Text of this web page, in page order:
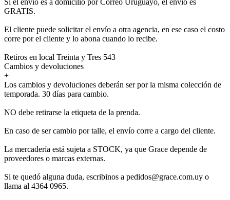
GRATIS.
El cliente puede solicitar el envío a otra agencia, en ese caso el costo
corre por el cliente y lo abona cuando lo recibe.
Retiros en local Treinta y Tres 543
Cambios y devoluciones
+
Los cambios y devoluciones deberán ser por la misma colección de
temporada. 30 días para cambio.
NO debe retirarse la etiqueta de la prenda.
En caso de ser cambio por talle, el envío corre a cargo del cliente.
La mercadería está sujeta a STOCK, ya que Grace depende de
proveedores o marcas externas.
Si te quedó alguna duda, escribinos a pedidos@grace.com.uy o
llama al 4364 0965.